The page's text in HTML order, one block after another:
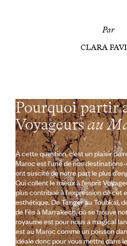
Par
CLARA
Pourquoi partir
Voyageursau
À cette question, c’est un plaisir de
Maroc est l’une de nos
ont suscité de notre part le plus
Qui collent le mieux à l’esprit
plus contribué à l’expression de cet
esthétique. De Tanger au Toubkal,
de Fès à Marrakech, où se trouve
royaume est pour nous a magical
est au Maroc comme un poisson
idéale donc pour vous mettre dans